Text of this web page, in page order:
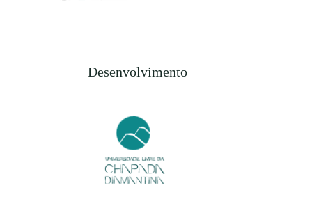
Desenvolvimento